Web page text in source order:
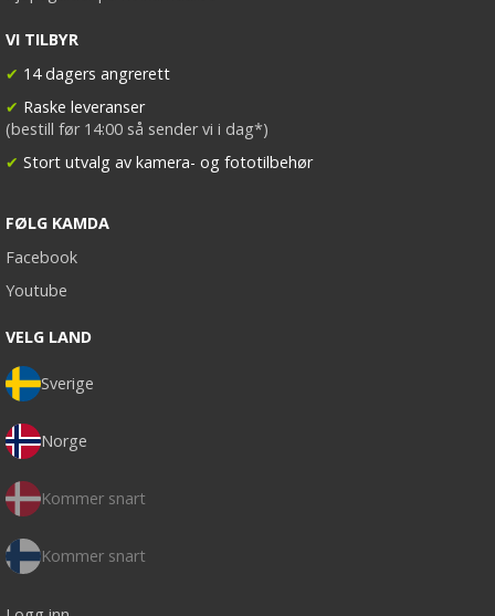
VI TILBYR
✔ 14 dagers angrerett
✔ Raske leveranser
(bestill før 14:00 så sender vi i dag*)
✔ Stort utvalg av kamera- og fototilbehør
FØLG KAMDA
Facebook
Youtube
VELG LAND
Sverige
Norge
Kommer snart
Kommer snart